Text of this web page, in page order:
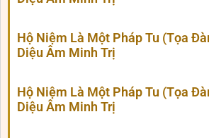
Hộ Niệm Là Một Pháp Tu (Tọa
Diệu Âm Minh Trị
Hộ Niệm Là Một Pháp Tu (Tọa
Diệu Âm Minh Trị